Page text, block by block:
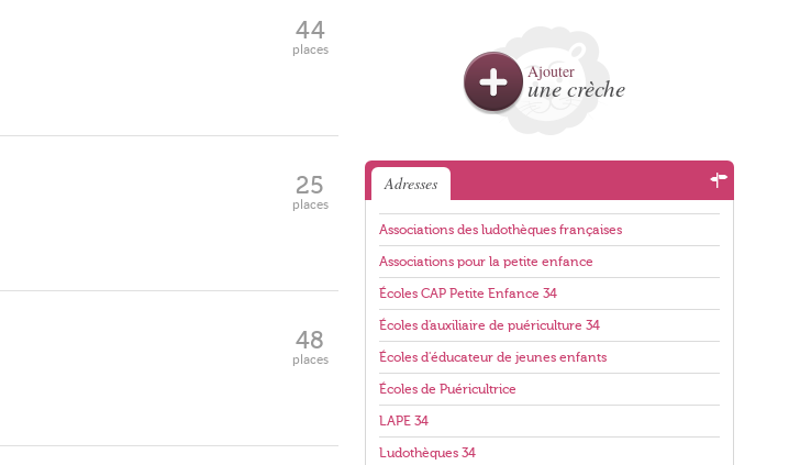
44
places
25
places
48
places
Ajouter
une crèche
Adresses
Associations des ludothèques françaises
Associations pour la petite enfance
Écoles CAP Petite Enfance 34
Écoles d'auxiliaire de puériculture 34
Écoles d'éducateur de jeunes enfants
Écoles de Puéricultrice
LAPE 34
Ludothèques 34